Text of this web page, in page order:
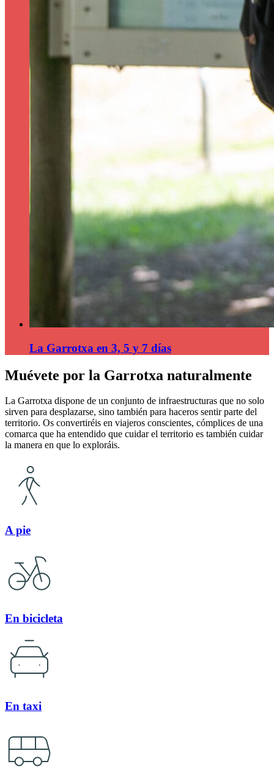
La Garrotxa en 3, 5 y 7 días
Muévete por la Garrotxa naturalmente
La Garrotxa dispone de un conjunto de infraestructuras que no solo
sirven para desplazarse, sino también para haceros sentir parte del
territorio. Os convertiréis en viajeros conscientes, cómplices de una
comarca que ha entendido que cuidar el territorio es también cuidar
la manera en que lo exploráis.
A pie
En bicicleta
En taxi